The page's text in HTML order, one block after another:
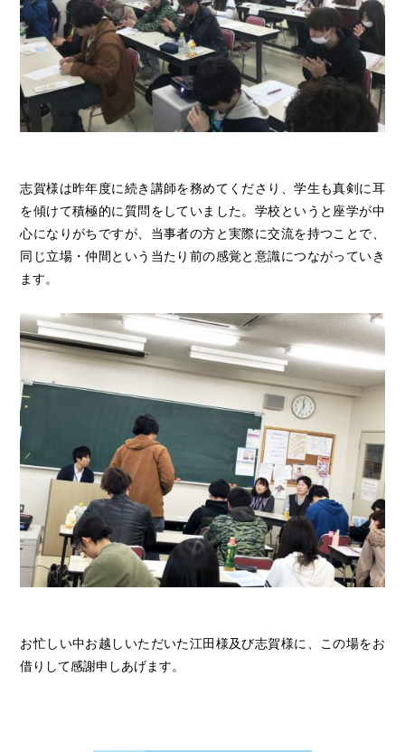
志賀様は昨年度に続き講師を務めてくださり、学生も真剣に耳
を傾けて積極的に質問をしていました。学校というと座学が中
心になりがちですが、当事者の方と実際に交流を持つことで、
同じ立場・仲間という当たり前の感覚と意識につながっていき
ます。
お忙しい中お越しいただいた江田様及び志賀様に、この場をお
借りして感謝申しあげます。